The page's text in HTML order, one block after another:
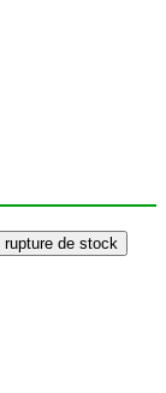
rupture de stock